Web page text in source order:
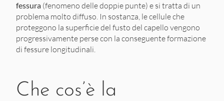
fessura (fenomeno delle doppie punte) e si tratta di un
problema molto diffuso. In sostanza, le cellule che
proteggono la superficie del fusto del capello vengono
progressivamente perse con la conseguente formazione
di fessure longitudinali.
Che cos’è la